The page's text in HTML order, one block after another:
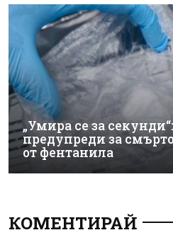
„Умира се за
предупреди за
от фентанила
КОМЕНТИРАЙ